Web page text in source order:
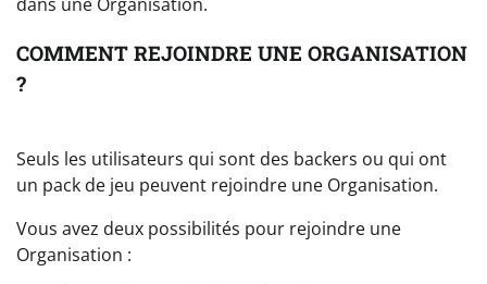
COMMENT REJOINDRE UNE ORGANISATION
?
Seuls les utilisateurs qui sont des backers ou qui ont
un pack de jeu peuvent rejoindre une Organisation.
Vous avez deux possibilités pour rejoindre une
Organisation :